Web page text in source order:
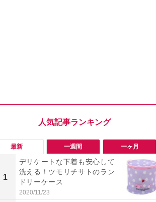
最新 一週間 一ヶ月
1
デリケートな下着も安心して
洗える！ツモリチサトのラン
ドリーケース
2020/11/23